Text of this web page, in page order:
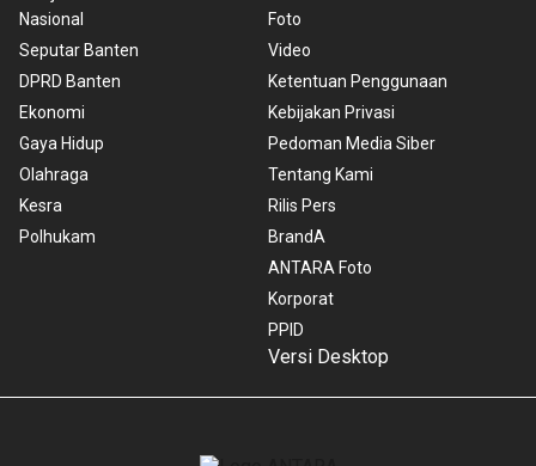
Nasional
Seputar Banten
DPRD Banten
Ekonomi
Gaya Hidup
Olahraga
Kesra
Polhukam
Foto
Video
Ketentuan Penggunaan
Kebijakan Privasi
Pedoman Media Siber
Tentang Kami
Rilis Pers
BrandA
ANTARA Foto
Korporat
PPID
Versi Desktop